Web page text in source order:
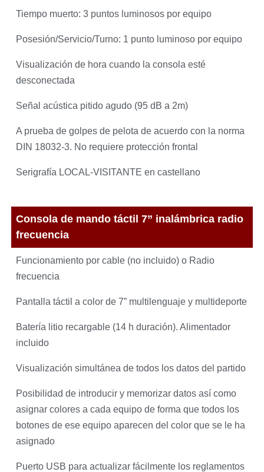
Tiempo muerto: 3 puntos luminosos por equipo
Posesión/Servicio/Turno: 1 punto luminoso por equipo
Visualización de hora cuando la consola esté
desconectada
Señal acústica pitido agudo (95 dB a 2m)
A prueba de golpes de pelota de acuerdo con la norma
DIN 18032-3. No requiere protección frontal
Serigrafía LOCAL-VISITANTE en castellano
Consola de mando táctil 7” inalámbrica radio
frecuencia
Funcionamiento por cable (no incluido) o Radio
frecuencia
Pantalla táctil a color de 7” multilenguaje y multideporte
Batería litio recargable (14 h duración). Alimentador
incluido
Visualización simultánea de todos los datos del partido
Posibilidad de introducir y memorizar datos así como
asignar colores a cada equipo de forma que todos los
botones de ese equipo aparecen del color que se le ha
asignado
Puerto USB para actualizar fácilmente los reglamentos